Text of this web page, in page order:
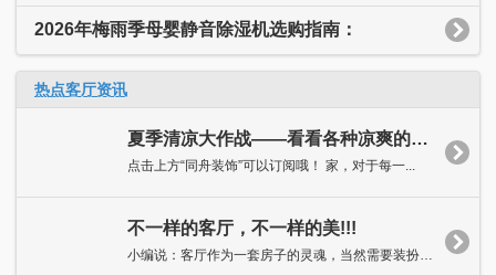
2026年梅雨季母婴静音除湿机选购指南：
热点客厅资讯
夏季清凉大作战——看看各种凉爽的客厅吧！
点击上方“同舟装饰”可以订阅哦！ 家，对于每一...
不一样的客厅，不一样的美!!!
小编说：客厅作为一套房子的灵魂，当然需要装扮得独具特色，抑或...